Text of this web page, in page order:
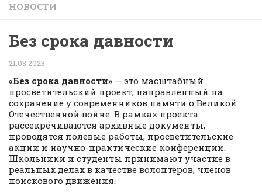
НОВОСТИ
Без срока давности
21.03.2023
«Без срока давности» — это масштабный
просветительский проект, направленный на
сохранение у современников памяти о Великой
Отечественной войне. В рамках проекта
рассекречиваются архивные документы,
проводятся полевые работы, просветительские
акции и научно-практические конференции.
Школьники и студенты принимают участие в
реальных делах в качестве волонтёров, членов
поискового движения.